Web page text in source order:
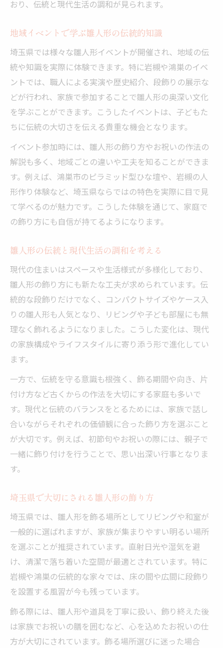
おり、伝統と現代生活の調和が見られます。
地域イベントで学ぶ雛人形の伝統的知識
埼玉県では様々な雛人形イベントが開催され、地域の伝
統や知識を実際に体験できます。特に岩槻や鴻巣のイベ
ントでは、職人による実演や歴史紹介、段飾りの展示な
どが行われ、家族で参加することで雛人形の奥深い文化
を学ぶことができます。こうしたイベントは、子どもた
ちに伝統の大切さを伝える貴重な機会となります。
イベント参加時には、雛人形の飾り方やお祝いの作法の
解説も多く、地域ごとの違いや工夫を知ることができま
す。例えば、鴻巣市のピラミッド型ひな壇や、岩槻の人
形作り体験など、埼玉県ならではの特色を実際に目で見
て学べるのが魅力です。こうした体験を通じて、家庭で
の飾り方にも自信が持てるようになります。
雛人形の伝統と現代生活の調和を考える
現代の住まいはスペースや生活様式が多様化しており、
雛人形の飾り方にも新たな工夫が求められています。伝
統的な段飾りだけでなく、コンパクトサイズやケース入
りの雛人形も人気となり、リビングや子ども部屋にも無
理なく飾れるようになりました。こうした変化は、現代
の家族構成やライフスタイルに寄り添う形で進化してい
ます。
一方で、伝統を守る意識も根強く、飾る期間や向き、片
付け方など古くからの作法を大切にする家庭も多いで
す。現代と伝統のバランスをとるためには、家族で話し
合いながらそれぞれの価値観に合った飾り方を選ぶこと
が大切です。例えば、初節句やお祝いの際には、親子で
一緒に飾り付けを行うことで、思い出深い行事となりま
す。
埼玉県で大切にされる雛人形の飾り方
埼玉県では、雛人形を飾る場所としてリビングや和室が
一般的に選ばれますが、家族が集まりやすい明るい場所
を選ぶことが推奨されています。直射日光や湿気を避
け、清潔で落ち着いた空間が最適とされています。特に
岩槻や鴻巣の伝統的な家々では、床の間や広間に段飾り
を設置する風習が今も残っています。
飾る際には、雛人形や道具を丁寧に扱い、飾り終えた後
は家族でお祝いの膳を囲むなど、心を込めたお祝いの仕
方が大切にされています。飾る場所選びに迷った場合